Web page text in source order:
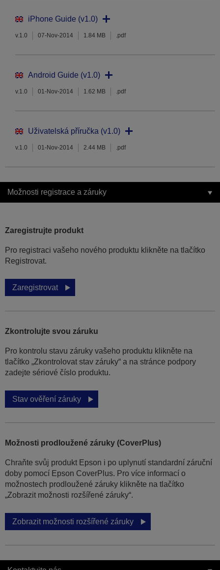
iPhone Guide (v1.0)
v.1.0 07-Nov-2014 1.84 MB .pdf
Android Guide (v1.0)
v.1.0 01-Nov-2014 1.62 MB .pdf
Uživatelská příručka (v1.0)
v.1.0 01-Nov-2014 2.44 MB .pdf
Možnosti registrace a záruky
Zaregistrujte produkt
Pro registraci vašeho nového produktu klikněte na tlačítko
Registrovat.
Zaregistrovat
Zkontrolujte svou záruku
Pro kontrolu stavu záruky vašeho produktu klikněte na
tlačítko „Zkontrolovat stav záruky“ a na stránce podpory
zadejte sériové číslo produktu.
Stav ověření záruky
Možnosti prodloužené záruky (CoverPlus)
Chraňte svůj produkt Epson i po uplynutí standardní záruční
doby pomocí Epson CoverPlus. Pro více informací o
možnostech prodloužené záruky klikněte na tlačítko
„Zobrazit možnosti rozšířené záruky“.
Zobrazit možnosti rozšířené záruky